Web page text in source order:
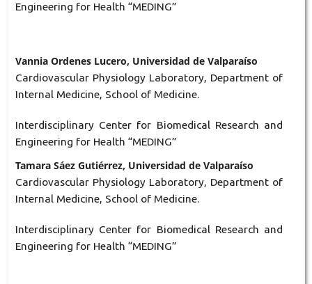
Engineering for Health “MEDING”
Vannia Ordenes Lucero, Universidad de Valparaíso
Cardiovascular Physiology Laboratory, Department of
Internal Medicine, School of Medicine.
Interdisciplinary Center for Biomedical Research and
Engineering for Health “MEDING”
Tamara Sáez Gutiérrez, Universidad de Valparaíso
Cardiovascular Physiology Laboratory, Department of
Internal Medicine, School of Medicine.
Interdisciplinary Center for Biomedical Research and
Engineering for Health “MEDING”